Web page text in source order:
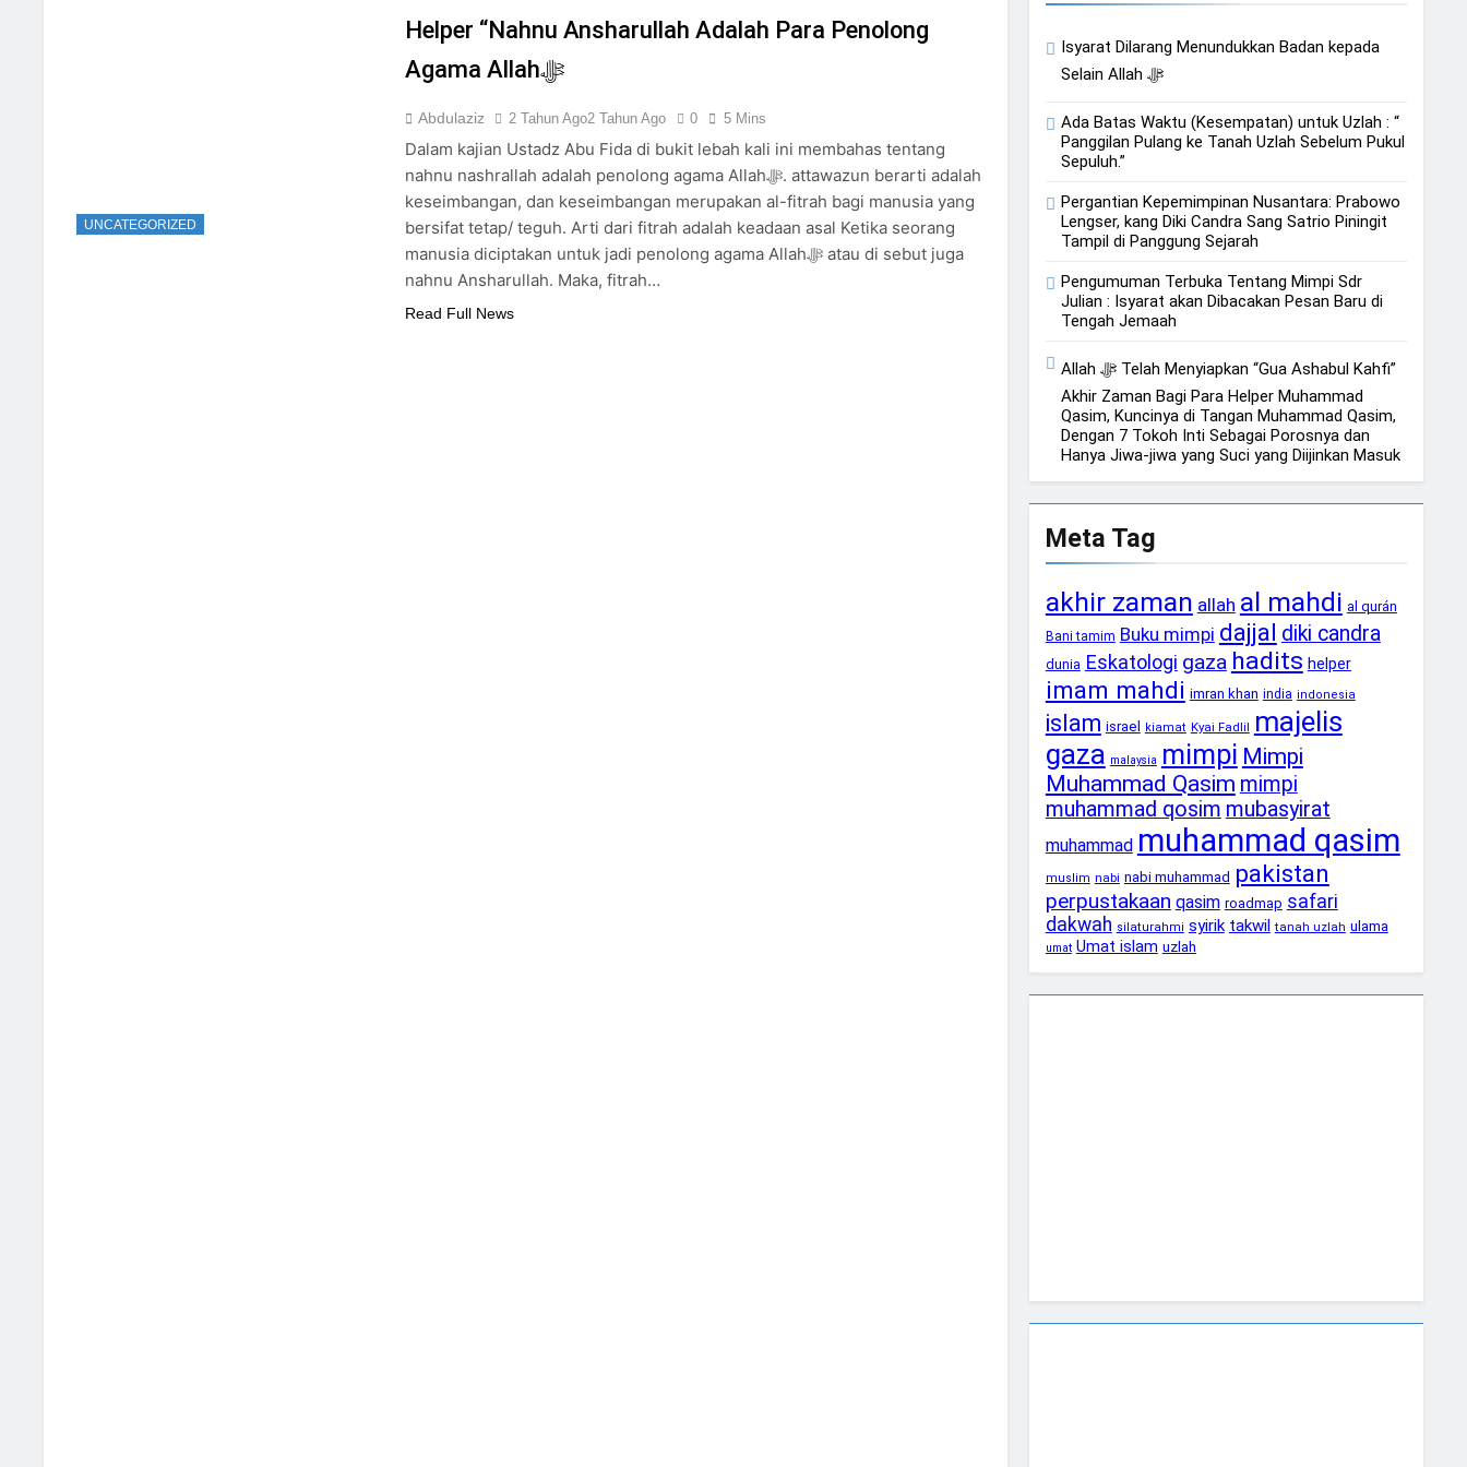
3 Hari Ago
UNCATEGORIZED
Helper “Nahnu Ansharullah Adalah Para Penolong
Agama Allahﷻ
Abdulaziz 2 Tahun Ago2 Tahun Ago 0 5 Mins
Dalam kajian Ustadz Abu Fida di bukit lebah kali ini membahas tentang
nahnu nashrallah adalah penolong agama Allahﷻ. attawazun berarti adalah
keseimbangan, dan keseimbangan merupakan al-fitrah bagi manusia yang
bersifat tetap/ teguh. Arti dari fitrah adalah keadaan asal Ketika seorang
manusia diciptakan untuk jadi penolong agama Allahﷻ atau di sebut juga
nahnu Ansharullah. Maka, fitrah…
Read Full News
Isyarat Dilarang Menundukkan Badan kepada
Selain Allah ﷻ
Ada Batas Waktu (Kesempatan) untuk Uzlah : “
Panggilan Pulang ke Tanah Uzlah Sebelum Pukul
Sepuluh.”
Pergantian Kepemimpinan Nusantara: Prabowo
Lengser, kang Diki Candra Sang Satrio Piningit
Tampil di Panggung Sejarah
Pengumuman Terbuka Tentang Mimpi Sdr
Julian : Isyarat akan Dibacakan Pesan Baru di
Tengah Jemaah
Allah ﷻ Telah Menyiapkan “Gua Ashabul Kahfi”
Akhir Zaman Bagi Para Helper Muhammad
Qasim, Kuncinya di Tangan Muhammad Qasim,
Dengan 7 Tokoh Inti Sebagai Porosnya dan
Hanya Jiwa-jiwa yang Suci yang Diijinkan Masuk
Meta Tag
akhir zaman allah al mahdi al qurán
Bani tamim Buku mimpi dajjal diki candra
dunia Eskatologi gaza hadits helper
imam mahdi imran khan india indonesia
islam israel kiamat Kyai Fadlil majelis
gaza malaysia mimpi Mimpi
Muhammad Qasim mimpi
muhammad qosim mubasyirat
muhammad muhammad qasim
muslim nabi nabi muhammad pakistan
perpustakaan qasim roadmap safari
dakwah silaturahmi syirik takwil tanah uzlah ulama
umat Umat islam uzlah